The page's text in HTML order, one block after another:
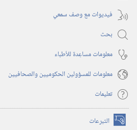
فيديوات مع وصف سمعي
بحث
معلومات مساعِدة للأطباء
معلومات للمسؤولين الحكوميين والصحافيين
تعليمات
التبرعات (يفتح